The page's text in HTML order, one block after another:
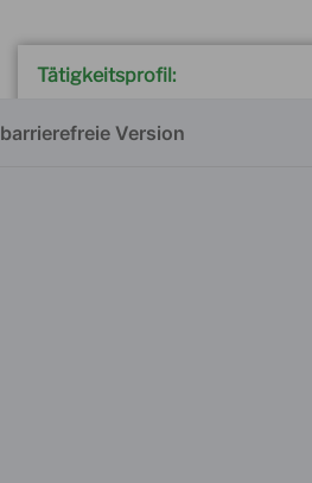
barrierefreie Version